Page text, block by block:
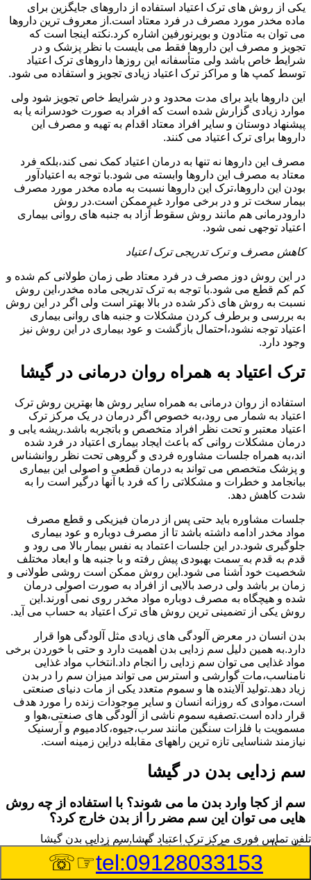
یکی از روش های ترک اعتیاد استفاده از داروهای جایگزین برای
ماده مخدر مورد مصرف در فرد معتاد است.از معروف ترین داروها
می توان به متادون و بوپرنورفین اشاره کرد.نکته اینجا است که
تجویز و مصرف این داروها فقط می بایست با نظر پزشک و در
شرایط خاص باشد ولی متأسفانه این روزها داروهای ترک اعتیاد
توسط کمپ ها و مراکز ترک اعتیاد زیادی تجویز و استفاده می شود.
این داروها باید برای مدت محدود و در شرایط خاص تجویز شود ولی
موارد زیادی گزارش شده است که افراد به صورت خودسرانه یا به
پیشنهاد دوستان و سایر افراد معتاد اقدام به تهیه و مصرف این
داروها برای ترک اعتیاد می کنند.
مصرف این داروها نه تنها به درمان اعتیاد کمک نمی کند،بلکه فرد
معتاد به مصرف این داروها وابسته می شود.با توجه به اعتیادآور
بودن این داروها،ترک این داروها نسبت به ماده مخدر مورد مصرف
بیمار سخت تر و در برخی موارد غیرممکن است.در روش
دارودرمانی هم مانند روش سقوط آزاد به جنبه های روانی بیماری
اعتیاد توجهی نمی شود.
کاهش مصرف و ترک تدریجی ترک اعتیاد
در این روش دوز مصرف در فرد معتاد طی زمان طولانی کم شده و
کم کم قطع می شود.با توجه به ترک تدریجی ماده مخدر،این روش
نسبت به روش های ذکر شده در بالا بهتر است ولی اگر در این روش
به بررسی و برطرف کردن مشکلات و جنبه های روانی بیماری
اعتیاد توجه نشود،احتمال بازگشت و عود بیماری در این روش نیز
وجود دارد.
ترک اعتیاد به همراه روان درمانی در گیشا
استفاده از روان درمانی به همراه سایر روش ها بهترین روش ترک
اعتیاد به شمار می رود،به خصوص اگر درمان در یک مرکز ترک
اعتیاد معتبر و تحت نظر افراد متخصص و باتجربه باشد.ریشه یابی و
درمان مشکلات روانی که باعث ایجاد بیماری اعتیاد در فرد شده
اند،به همراه جلسات مشاوره فردی و گروهی تحت نظر روانشناس
و پزشک متخصص می تواند به درمان قطعی و اصولی این بیماری
بیانجامد و خطرات و مشکلاتی را که فرد با آنها درگیر است را به
شدت کاهش دهد.
جلسات مشاوره باید حتی پس از درمان فیزیکی و قطع مصرف
مواد مخدر ادامه داشته باشد تا از مصرف دوباره و عود بیماری
جلوگیری شود.در این جلسات اعتماد به نفس بیمار بالا می رود و
قدم به قدم به سمت بهبودی پیش رفته و با جنبه ها و ابعاد مختلف
شخصیت خود آشنا می شود.این روش ممکن است روشی طولانی و
زمان بر باشد ولی درصد بالایی از افراد به صورت اصولی درمان
شده و هیچگاه به مصرف دوباره مواد مخدر روی نمی آورند.این
روش یکی از تضمینی ترین روش های ترک اعتیاد به حساب می آید.
بدن انسان در معرض آلودگی های زیادی مثل آلودگی هوا قرار
دارد.به همین دلیل سم زدایی بدن اهمیت دارد و حتی با خوردن برخی
مواد غذایی می توان سم زدایی را انجام داد.انتخاب مواد غذایی
نامناسب،مات گوارشی و استرس می تواند میزان سم را در بدن
زیاد دهد.تولید آلاینده ها و سموم متعدد یکی از مات دنیای صنعتی
است،موادی که روزانه انسان و سایر موجودات زنده را مورد هدف
قرار داده است.تصفیه سموم ناشی از آلودگی های صنعتی،هوا و
مسمویت با فلزات سنگین مانند سرب،جیوه،کادمیوم و آرسنیک
نیازمند شناسایی تازه ترین راههای مقابله دراین زمینه است.
سم زدایی بدن در گیشا
سم از کجا وارد بدن ما می شوند؟ با استفاده از چه روش
هایی می توان این سم مضر را از بدن خارج کرد؟
بطور کلی سم موجود در بدن به دو گروه عمده تقسیم می
شوند.بخش بزرگی از این سموم مثل مواد به جا مانده از سموم
گیاهی و آفت کش ها،فلزات سنگین ناشی از آلودگی هوا،انواع
تلفن تماس فوری مرکز ترک اعتیاد گیشا,سم زدایی بدن گیشا
tel:09128033153
☞☏